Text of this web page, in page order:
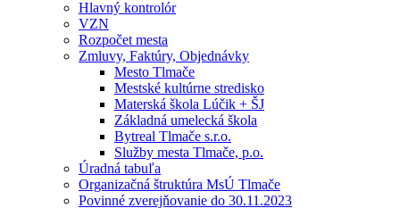
Hlavný kontrolór
VZN
Rozpočet mesta
Zmluvy, Faktúry, Objednávky
Mesto Tlmače
Mestské kultúrne stredisko
Materská škola Lúčik + ŠJ
Základná umelecká škola
Bytreal Tlmače s.r.o.
Služby mesta Tlmače, p.o.
Úradná tabuľa
Organizačná štruktúra MsÚ Tlmače
Povinné zverejňovanie do 30.11.2023